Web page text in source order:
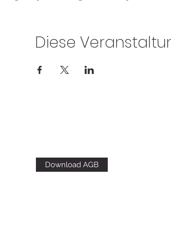
Diese
Download AGB